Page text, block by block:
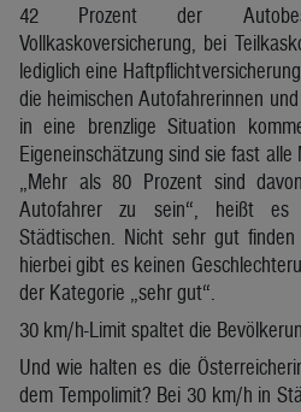
42 Prozent der
Vollkaskoversicherung, bei
lediglich eine
die heimischen Autofahrerinnen
in eine brenzlige Situation
Eigeneinschätzung sind sie fast alle
„Mehr als 80 Prozent sind
Autofahrer zu sein“, heißt
Städtischen. Nicht sehr gut finden
hierbei gibt es keinen
der Kategorie „sehr gut“.
30 km/h-Limit spaltet die
Und wie halten es die
dem Tempolimit? Bei 30 km/h in